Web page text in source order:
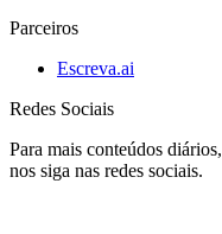
Parceiros
Escreva.ai
Redes Sociais
Para mais conteúdos diários,
nos siga nas redes sociais.